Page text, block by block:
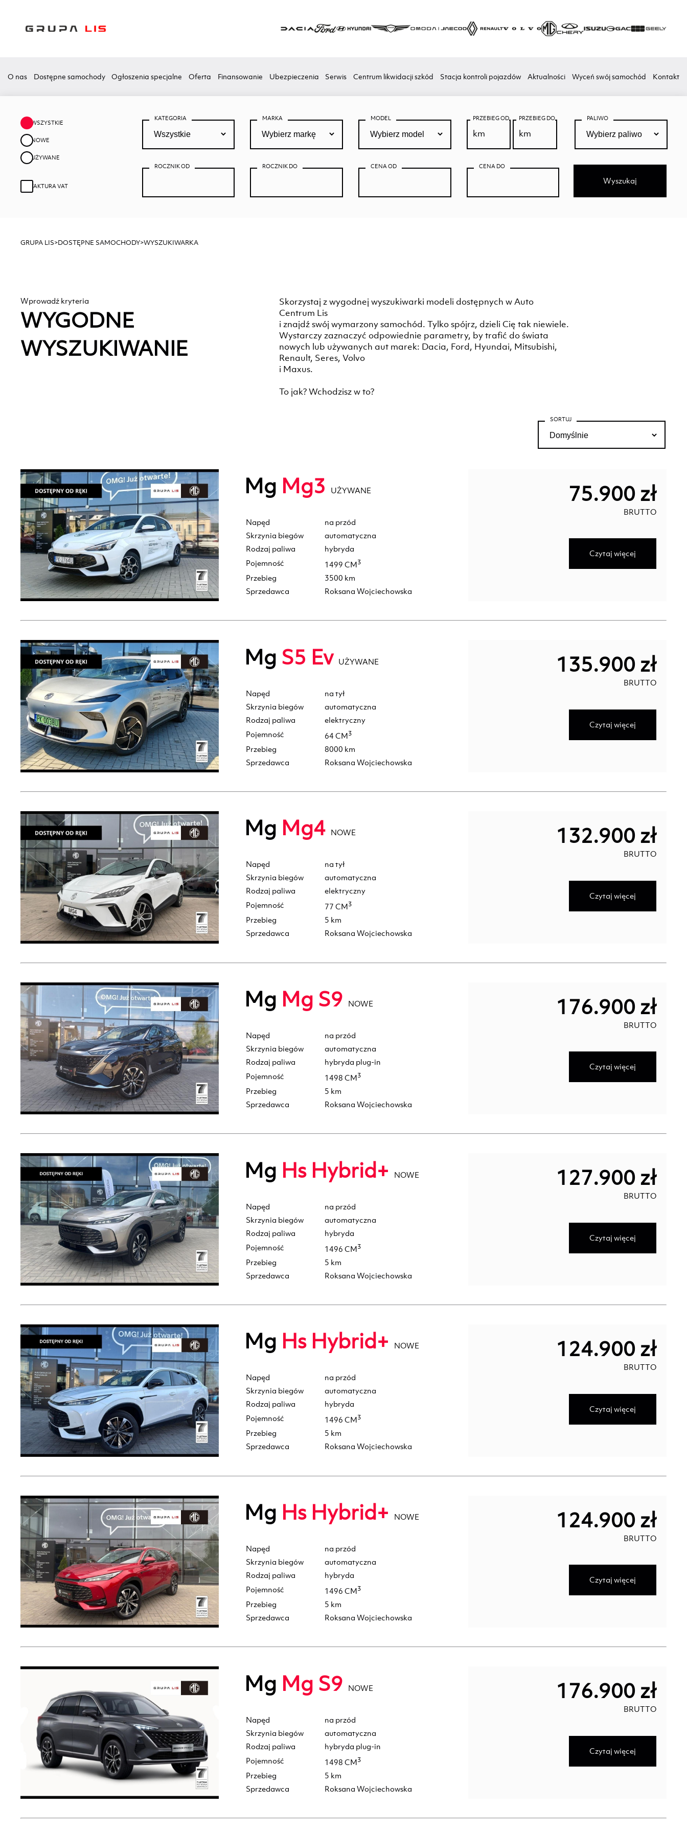
O nas Dostępne samochody Ogłoszenia specjalne Oferta Finansowanie Ubezpieczenia Serwis Centrum likwidacji szkód Stacja kontroli pojazdów Aktualności Wyceń swój samochód Kontakt
WSZYSTKIE
NOWE
UŻYWANE
FAKTURA VAT
KATEGORIA MARKA MODEL PRZEBIEG OD PRZEBIEG DO PALIWO
ROCZNIK OD ROCZNIK DO CENA OD CENA DO
Wyszukaj
GRUPA LIS>DOSTĘPNE SAMOCHODY>WYSZUKIWARKA
Wprowadź kryteria
WYGODNE
WYSZUKIWANIE
Skorzystaj z wygodnej wyszukiwarki modeli dostępnych w Auto
Centrum Lis
i znajdź swój wymarzony samochód. Tylko spójrz, dzieli Cię tak niewiele.
Wystarczy zaznaczyć odpowiednie parametry, by trafić do świata
nowych lub używanych aut marek: Dacia, Ford, Hyundai, Mitsubishi,
Renault, Seres, Volvo
i Maxus.
To jak? Wchodzisz w to?
SORTUJ
Mg Mg3 UŻYWANE
Napęd
na przód
Skrzynia biegów
automatyczna
Rodzaj paliwa
hybryda
Pojemność
1499 CM3
Przebieg
3500 km
Sprzedawca
Roksana Wojciechowska
75.900 zł
BRUTTO
Czytaj więcej
Mg S5 Ev UŻYWANE
Napęd
na tył
Skrzynia biegów
automatyczna
Rodzaj paliwa
elektryczny
Pojemność
64 CM3
Przebieg
8000 km
Sprzedawca
Roksana Wojciechowska
135.900 zł
BRUTTO
Czytaj więcej
Mg Mg4 NOWE
Napęd
na tył
Skrzynia biegów
automatyczna
Rodzaj paliwa
elektryczny
Pojemność
77 CM3
Przebieg
5 km
Sprzedawca
Roksana Wojciechowska
132.900 zł
BRUTTO
Czytaj więcej
Mg Mg S9 NOWE
Napęd
na przód
Skrzynia biegów
automatyczna
Rodzaj paliwa
hybryda plug-in
Pojemność
1498 CM3
Przebieg
5 km
Sprzedawca
Roksana Wojciechowska
176.900 zł
BRUTTO
Czytaj więcej
Mg Hs Hybrid+ NOWE
Napęd
na przód
Skrzynia biegów
automatyczna
Rodzaj paliwa
hybryda
Pojemność
1496 CM3
Przebieg
5 km
Sprzedawca
Roksana Wojciechowska
127.900 zł
BRUTTO
Czytaj więcej
Mg Hs Hybrid+ NOWE
Napęd
na przód
Skrzynia biegów
automatyczna
Rodzaj paliwa
hybryda
Pojemność
1496 CM3
Przebieg
5 km
Sprzedawca
Roksana Wojciechowska
124.900 zł
BRUTTO
Czytaj więcej
Mg Hs Hybrid+ NOWE
Napęd
na przód
Skrzynia biegów
automatyczna
Rodzaj paliwa
hybryda
Pojemność
1496 CM3
Przebieg
5 km
Sprzedawca
Roksana Wojciechowska
124.900 zł
BRUTTO
Czytaj więcej
Mg Mg S9 NOWE
Napęd
na przód
Skrzynia biegów
automatyczna
Rodzaj paliwa
hybryda plug-in
Pojemność
1498 CM3
Przebieg
5 km
Sprzedawca
Roksana Wojciechowska
176.900 zł
BRUTTO
Czytaj więcej